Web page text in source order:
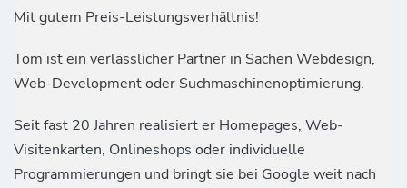
Mit gutem Preis-Leistungsverhältnis!
Tom ist ein verlässlicher Partner in Sachen Webdesign,
Web-Development oder Suchmaschinenoptimierung.
Seit fast 20 Jahren realisiert er Homepages, Web-
Visitenkarten, Onlineshops oder individuelle
Programmierungen und bringt sie bei Google weit nach